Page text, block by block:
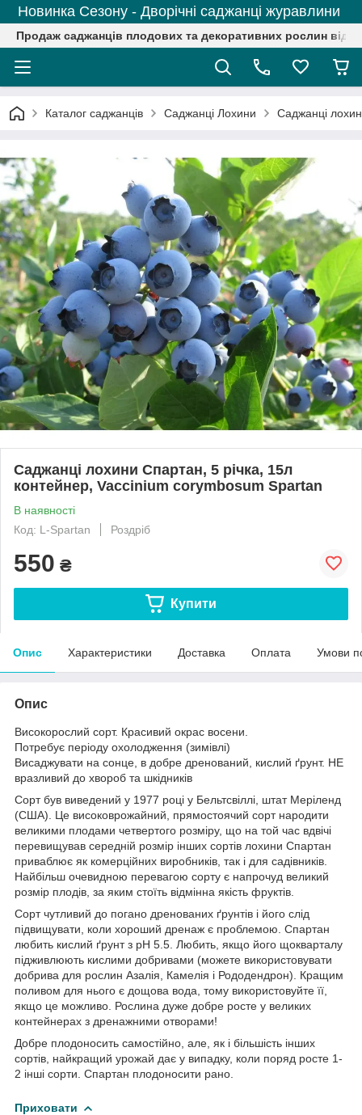
Новинка Сезону - Дворічні саджанці журавлини
Продаж саджанців плодових та декоративних рослин від
Каталог саджанців Саджанці Лохини Саджанці
Саджанці лохини Спартан, 5 річка, 15л
контейнер, Vaccinium corymbosum Spartan​
В наявності
Код: L-Spartan
Роздріб
550 ₴
Купити
Опис Характеристики Доставка Оплата Умови
Опис
Високорослий сорт. Красивий окрас восени.
Потребує періоду охолодження (зимівлі)
Висаджувати на сонце, в добре дренований, кислий ґрунт. НЕ
вразливий до хвороб та шкідників
Сорт був виведений у 1977 році у Бельтсвіллі, штат Меріленд
(США). Це високоврожайний, прямостоячий сорт народити
великими плодами четвертого розміру, що на той час вдвічі
перевищував середній розмір інших сортів лохини Спартан
приваблює як комерційних виробників, так і для садівників.
Найбільш очевидною перевагою сорту є напрочуд великий
розмір плодів, за яким стоїть відмінна якість фруктів.
Сорт чутливий до погано дренованих ґрунтів і його слід
підвищувати, коли хороший дренаж є проблемою. Спартан
любить кислий ґрунт з pH 5.5. Любить, якщо його щокварталу
підживлюють кислими добривами (можете використовувати
добрива для рослин Азалія, Камелія і Рододендрон). Кращим
поливом для нього є дощова вода, тому використовуйте її,
якщо це можливо. Рослина дуже добре росте у великих
контейнерах з дренажними отворами!
Добре плодоносить самостійно, але, як і більшість інших
сортів, найкращий урожай дає у випадку, коли поряд росте 1-
2 інші сорти. Спартан плодоносити рано.
Приховати